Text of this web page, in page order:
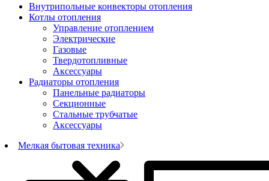
Внутрипольные конвекторы отопления
Котлы отопления
Управление отоплением
Электрические
Газовые
Твердотопливные
Аксессуары
Радиаторы отопления
Панельные радиаторы
Секционные
Стальные трубчатые
Аксессуары
Мелкая бытовая техника